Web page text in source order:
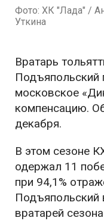
Фото: ХК "Лада" /
Уткина
Вратарь
Подъяпольский
московское
компенсацию.
декабря.
В этом сезоне
одержал 11
при 94,1%
Подъяпольский
вратарей